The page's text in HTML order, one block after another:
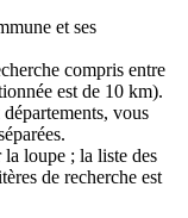
et ses
compris entre
est de 10 km).
vous
loupe ; la liste des
de recherche est